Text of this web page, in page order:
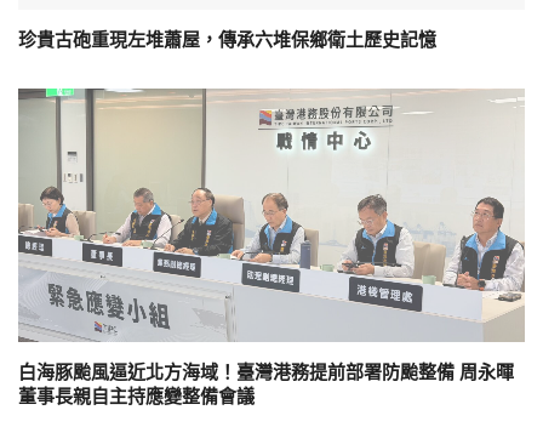
珍貴古砲重現左堆蕭屋，傳承六堆保鄉衛土歷史記憶
白海豚颱風逼近北方海域！臺灣港務提前部署防颱整備 周永暉
董事長親自主持應變整備會議